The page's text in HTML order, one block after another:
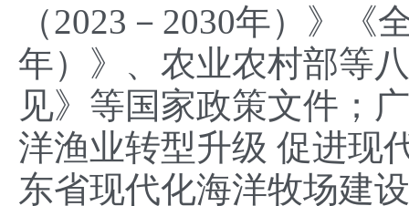
（2023－2030年）》《
年）》、农业农村部等
见》等国家政策文件；
洋渔业转型升级 促进现
东省现代化海洋牧场建